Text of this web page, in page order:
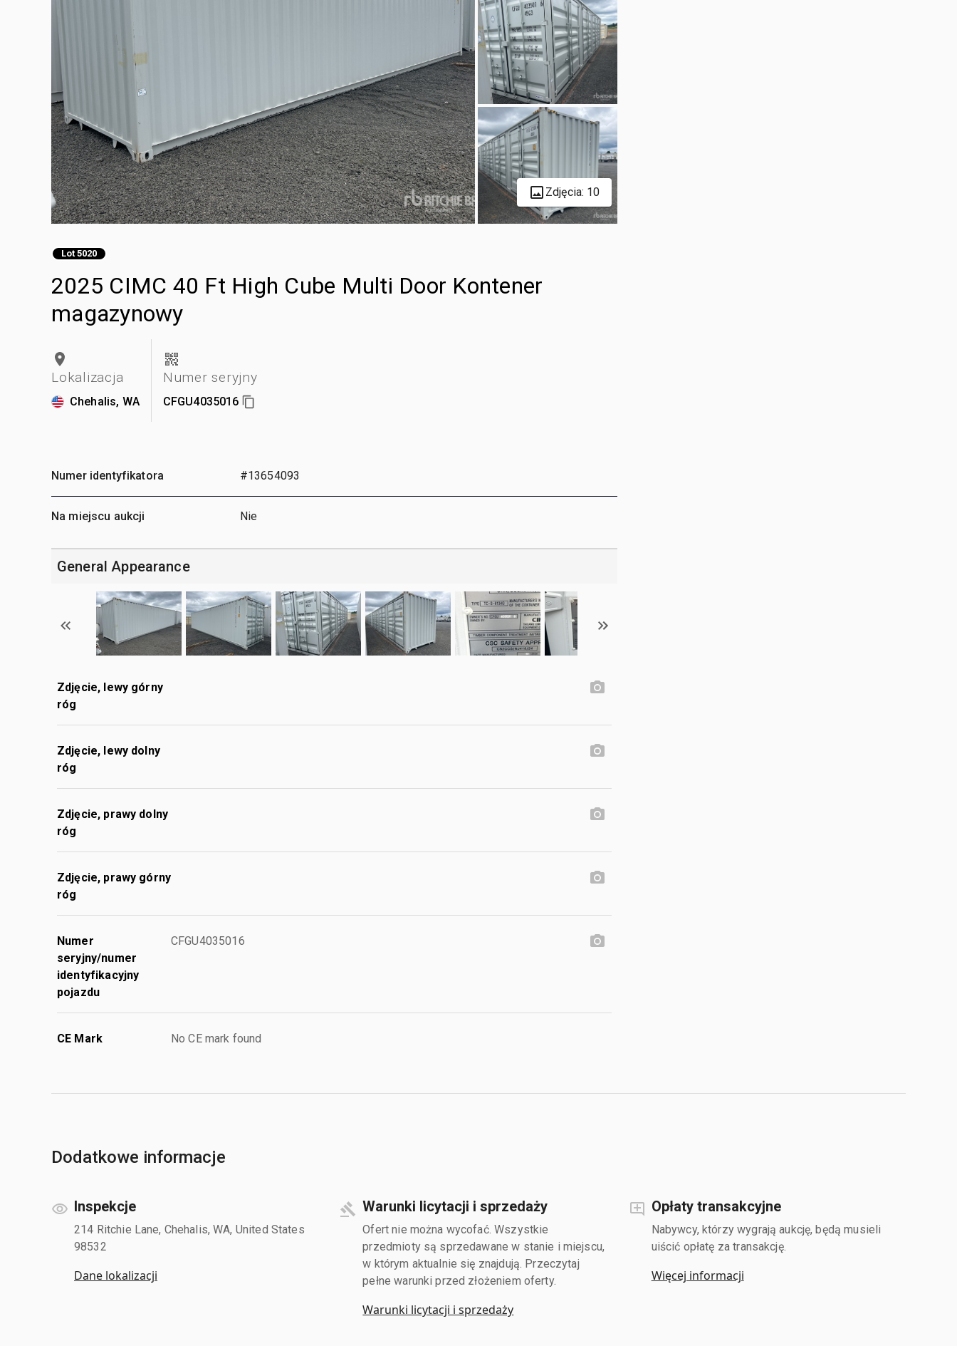
Zdjęcia: 10
Lot 5020
2025 CIMC 40 Ft High Cube Multi Door Kontener
magazynowy
Lokalizacja
Chehalis, WA
Numer seryjny
CFGU4035016
Numer identyfikatora #13654093
Na miejscu aukcji Nie
General Appearance
Zdjęcie, lewy górny
róg
Zdjęcie, lewy dolny
róg
Zdjęcie, prawy dolny
róg
Zdjęcie, prawy górny
róg
Numer
seryjny/numer
identyfikacyjny
pojazdu
CFGU4035016
CE Mark No CE mark found
Dodatkowe informacje
Inspekcje
214 Ritchie Lane, Chehalis, WA, United States
98532
Dane lokalizacji
Warunki licytacji i sprzedaży
Ofert nie można wycofać. Wszystkie
przedmioty są sprzedawane w stanie i miejscu,
w którym aktualnie się znajdują. Przeczytaj
pełne warunki przed złożeniem oferty.
Warunki licytacji i sprzedaży
Opłaty transakcyjne
Nabywcy, którzy wygrają aukcję, będą musieli
uiścić opłatę za transakcję.
Więcej informacji